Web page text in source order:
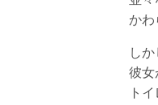
かわ
し
彼女
ト